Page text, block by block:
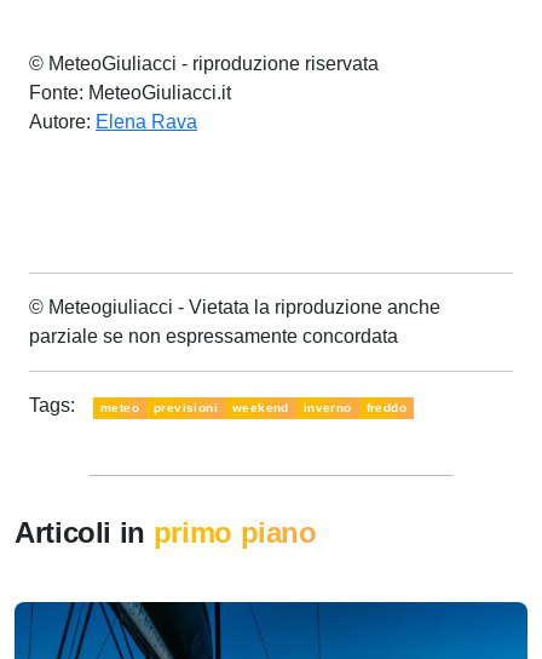
© MeteoGiuliacci - riproduzione riservata
Fonte: MeteoGiuliacci.it
Autore: Elena Rava
© Meteogiuliacci - Vietata la riproduzione anche
parziale se non espressamente concordata
Tags: meteo previsioni weekend inverno freddo
Articoli in primo piano